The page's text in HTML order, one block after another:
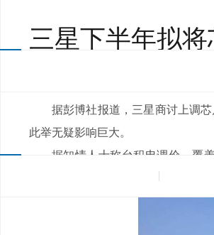
三星下半年拟
据彭博社报道，三星商讨上调芯
此举无疑影响巨大。
据知情人士称台积电调价，覆